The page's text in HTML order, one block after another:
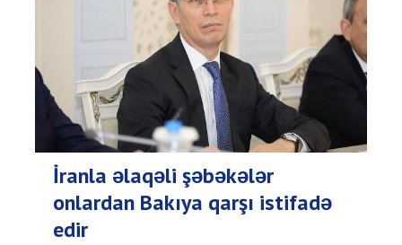
İranla əlaqəli şəbəkələr
onlardan Bakıya qarşı istifadə
edir